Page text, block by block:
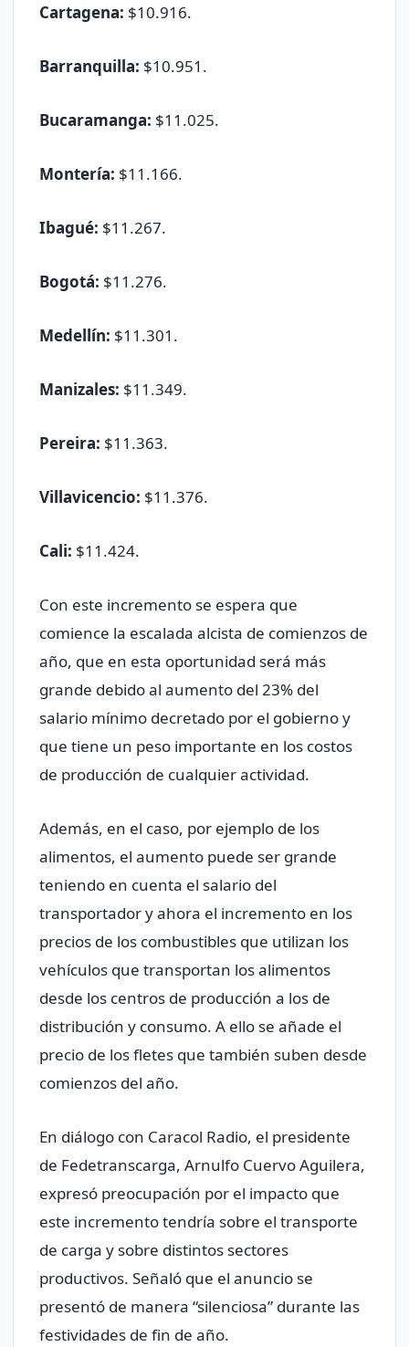
Cartagena: $10.916.
Barranquilla: $10.951.
Bucaramanga: $11.025.
Montería: $11.166.
Ibagué: $11.267.
Bogotá: $11.276.
Medellín: $11.301.
Manizales: $11.349.
Pereira: $11.363.
Villavicencio: $11.376.
Cali: $11.424.
Con este incremento se espera que
comience la escalada alcista de comienzos de
año, que en esta oportunidad será más
grande debido al aumento del 23% del
salario mínimo decretado por el gobierno y
que tiene un peso importante en los costos
de producción de cualquier actividad.
Además, en el caso, por ejemplo de los
alimentos, el aumento puede ser grande
teniendo en cuenta el salario del
transportador y ahora el incremento en los
precios de los combustibles que utilizan los
vehículos que transportan los alimentos
desde los centros de producción a los de
distribución y consumo. A ello se añade el
precio de los fletes que también suben desde
comienzos del año.
En diálogo con Caracol Radio, el presidente
de Fedetranscarga, Arnulfo Cuervo Aguilera,
expresó preocupación por el impacto que
este incremento tendría sobre el transporte
de carga y sobre distintos sectores
productivos. Señaló que el anuncio se
presentó de manera “silenciosa” durante las
festividades de fin de año.